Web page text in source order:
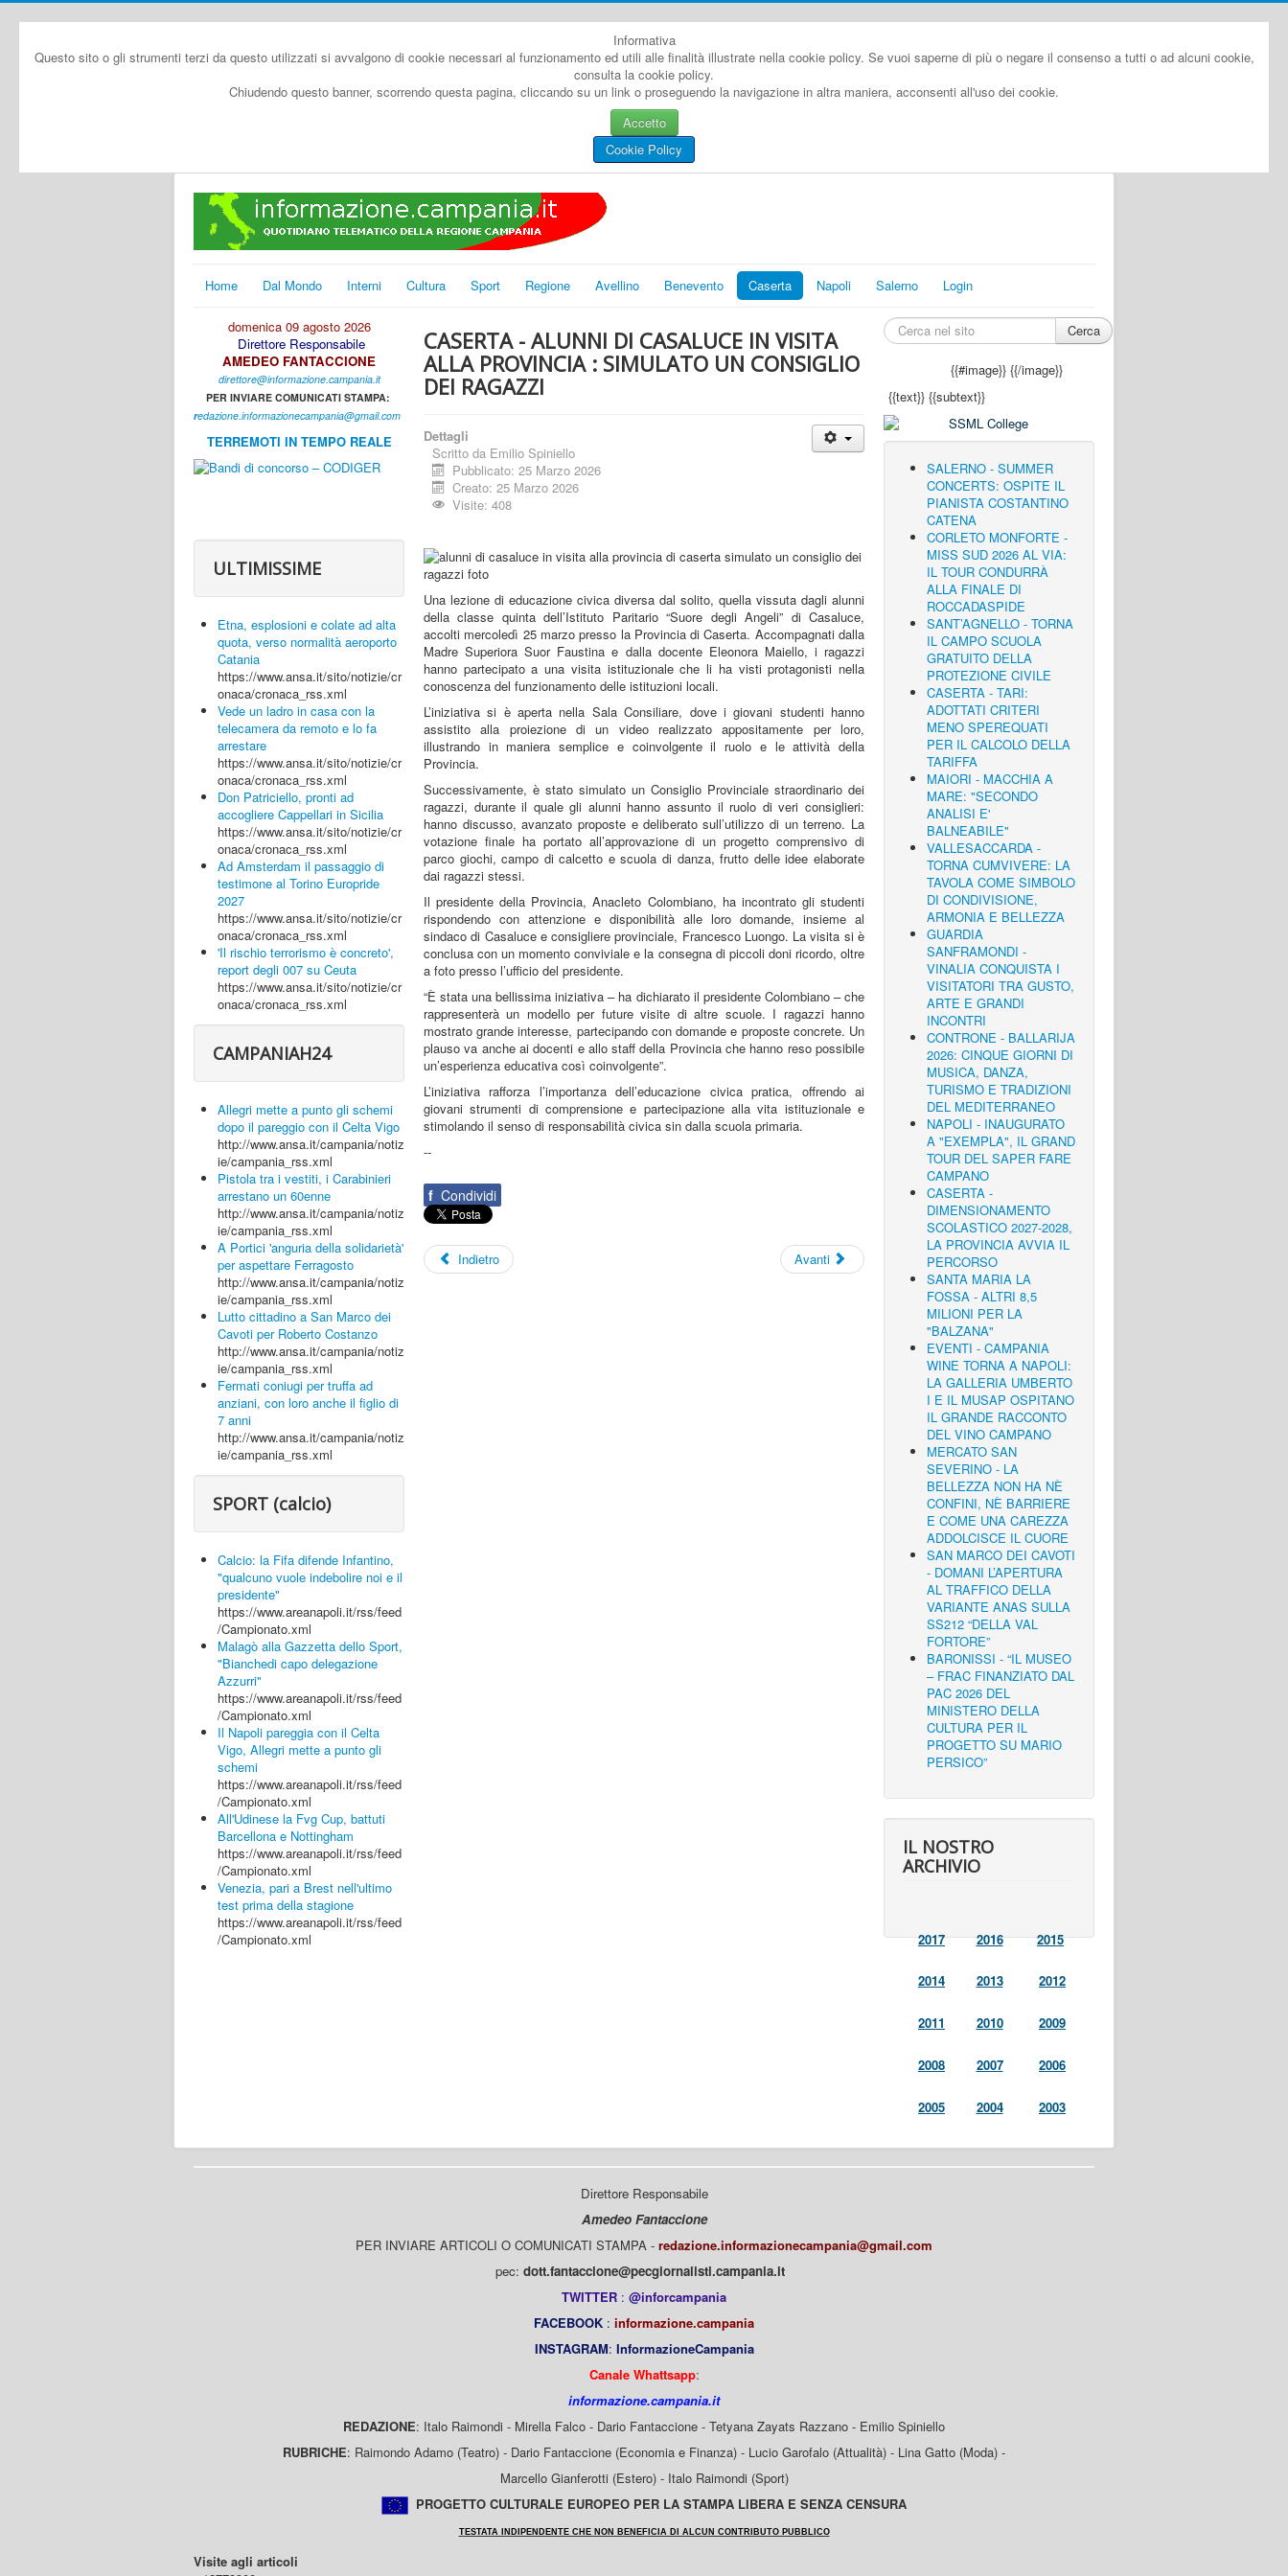
Informativa
Questo sito o gli strumenti terzi da questo utilizzati si avvalgono di cookie necessari al funzionamento ed utili alle finalità illustrate nella cookie policy. Se vuoi saperne di più o negare il consenso a tutti o ad alcuni cookie,
consulta la cookie policy.
Chiudendo questo banner, scorrendo questa pagina, cliccando su un link o proseguendo la navigazione in altra maniera, acconsenti all'uso dei cookie.
Accetto
Cookie Policy
Home Dal Mondo Interni Cultura Sport Regione Avellino Benevento Caserta Napoli Salerno Login
domenica 09 agosto 2026
Direttore Responsabile
AMEDEO FANTACCIONE
direttore@informazione.campania.it
PER INVIARE COMUNICATI STAMPA:
redazione.informazionecampania@gmail.com
TERREMOTI IN TEMPO REALE
ULTIMISSIME
Etna, esplosioni e colate ad alta
quota, verso normalità aeroporto
Catania
https://www.ansa.it/sito/notizie/cr
onaca/cronaca_rss.xml
Vede un ladro in casa con la
telecamera da remoto e lo fa
arrestare
https://www.ansa.it/sito/notizie/cr
onaca/cronaca_rss.xml
Don Patriciello, pronti ad
accogliere Cappellari in Sicilia
https://www.ansa.it/sito/notizie/cr
onaca/cronaca_rss.xml
Ad Amsterdam il passaggio di
testimone al Torino Europride
2027
https://www.ansa.it/sito/notizie/cr
onaca/cronaca_rss.xml
'Il rischio terrorismo è concreto',
report degli 007 su Ceuta
https://www.ansa.it/sito/notizie/cr
onaca/cronaca_rss.xml
CAMPANIAH24
Allegri mette a punto gli schemi
dopo il pareggio con il Celta Vigo
http://www.ansa.it/campania/notiz
ie/campania_rss.xml
Pistola tra i vestiti, i Carabinieri
arrestano un 60enne
http://www.ansa.it/campania/notiz
ie/campania_rss.xml
A Portici 'anguria della solidarietà'
per aspettare Ferragosto
http://www.ansa.it/campania/notiz
ie/campania_rss.xml
Lutto cittadino a San Marco dei
Cavoti per Roberto Costanzo
http://www.ansa.it/campania/notiz
ie/campania_rss.xml
Fermati coniugi per truffa ad
anziani, con loro anche il figlio di
7 anni
http://www.ansa.it/campania/notiz
ie/campania_rss.xml
SPORT (calcio)
Calcio: la Fifa difende Infantino,
"qualcuno vuole indebolire noi e il
presidente"
https://www.areanapoli.it/rss/feed
/Campionato.xml
Malagò alla Gazzetta dello Sport,
"Bianchedi capo delegazione
Azzurri"
https://www.areanapoli.it/rss/feed
/Campionato.xml
Il Napoli pareggia con il Celta
Vigo, Allegri mette a punto gli
schemi
https://www.areanapoli.it/rss/feed
/Campionato.xml
All'Udinese la Fvg Cup, battuti
Barcellona e Nottingham
https://www.areanapoli.it/rss/feed
/Campionato.xml
Venezia, pari a Brest nell'ultimo
test prima della stagione
https://www.areanapoli.it/rss/feed
/Campionato.xml
CASERTA - ALUNNI DI CASALUCE IN VISITA
ALLA PROVINCIA : SIMULATO UN CONSIGLIO
DEI RAGAZZI
Dettagli
Scritto da Emilio Spiniello
Pubblicato: 25 Marzo 2026
Creato: 25 Marzo 2026
Visite: 408
Una lezione di educazione civica diversa dal solito, quella vissuta dagli alunni
della classe quinta dell’Istituto Paritario “Suore degli Angeli” di Casaluce,
accolti mercoledì 25 marzo presso la Provincia di Caserta. Accompagnati dalla
Madre Superiora Suor Faustina e dalla docente Eleonora Maiello, i ragazzi
hanno partecipato a una visita istituzionale che li ha visti protagonisti nella
conoscenza del funzionamento delle istituzioni locali.
L’iniziativa si è aperta nella Sala Consiliare, dove i giovani studenti hanno
assistito alla proiezione di un video realizzato appositamente per loro,
illustrando in maniera semplice e coinvolgente il ruolo e le attività della
Provincia.
Successivamente, è stato simulato un Consiglio Provinciale straordinario dei
ragazzi, durante il quale gli alunni hanno assunto il ruolo di veri consiglieri:
hanno discusso, avanzato proposte e deliberato sull’utilizzo di un terreno. La
votazione finale ha portato all’approvazione di un progetto comprensivo di
parco giochi, campo di calcetto e scuola di danza, frutto delle idee elaborate
dai ragazzi stessi.
Il presidente della Provincia, Anacleto Colombiano, ha incontrato gli studenti
rispondendo con attenzione e disponibilità alle loro domande, insieme al
sindaco di Casaluce e consigliere provinciale, Francesco Luongo. La visita si è
conclusa con un momento conviviale e la consegna di piccoli doni ricordo, oltre
a foto presso l’ufficio del presidente.
“È stata una bellissima iniziativa – ha dichiarato il presidente Colombiano – che
rappresenterà un modello per future visite di altre scuole. I ragazzi hanno
mostrato grande interesse, partecipando con domande e proposte concrete. Un
plauso va anche ai docenti e allo staff della Provincia che hanno reso possibile
un’esperienza educativa così coinvolgente”.
L’iniziativa rafforza l’importanza dell’educazione civica pratica, offrendo ai
giovani strumenti di comprensione e partecipazione alla vita istituzionale e
stimolando il senso di responsabilità civica sin dalla scuola primaria.
--
f Condividi
Indietro Avanti
Cerca
{{#image}}{{/image}}
{{text}} {{subtext}}
SALERNO - SUMMER
CONCERTS: OSPITE IL
PIANISTA COSTANTINO
CATENA
CORLETO MONFORTE -
MISS SUD 2026 AL VIA:
IL TOUR CONDURRÀ
ALLA FINALE DI
ROCCADASPIDE
SANT’AGNELLO - TORNA
IL CAMPO SCUOLA
GRATUITO DELLA
PROTEZIONE CIVILE
CASERTA - TARI:
ADOTTATI CRITERI
MENO SPEREQUATI
PER IL CALCOLO DELLA
TARIFFA
MAIORI - MACCHIA A
MARE: "SECONDO
ANALISI E'
BALNEABILE"
VALLESACCARDA -
TORNA CUMVIVERE: LA
TAVOLA COME SIMBOLO
DI CONDIVISIONE,
ARMONIA E BELLEZZA
GUARDIA
SANFRAMONDI -
VINALIA CONQUISTA I
VISITATORI TRA GUSTO,
ARTE E GRANDI
INCONTRI
CONTRONE - BALLARIJA
2026: CINQUE GIORNI DI
MUSICA, DANZA,
TURISMO E TRADIZIONI
DEL MEDITERRANEO
NAPOLI - INAUGURATO
A "EXEMPLA", IL GRAND
TOUR DEL SAPER FARE
CAMPANO
CASERTA -
DIMENSIONAMENTO
SCOLASTICO 2027-2028,
LA PROVINCIA AVVIA IL
PERCORSO
SANTA MARIA LA
FOSSA - ALTRI 8,5
MILIONI PER LA
"BALZANA"
EVENTI - CAMPANIA
WINE TORNA A NAPOLI:
LA GALLERIA UMBERTO
I E IL MUSAP OSPITANO
IL GRANDE RACCONTO
DEL VINO CAMPANO
MERCATO SAN
SEVERINO - LA
BELLEZZA NON HA NÈ
CONFINI, NÈ BARRIERE
E COME UNA CAREZZA
ADDOLCISCE IL CUORE
SAN MARCO DEI CAVOTI
- DOMANI L’APERTURA
AL TRAFFICO DELLA
VARIANTE ANAS SULLA
SS212 “DELLA VAL
FORTORE”
BARONISSI - “IL MUSEO
– FRAC FINANZIATO DAL
PAC 2026 DEL
MINISTERO DELLA
CULTURA PER IL
PROGETTO SU MARIO
PERSICO”
IL NOSTRO
ARCHIVIO
2017 2016 2015
2014 2013 2012
2011 2010 2009
2008 2007 2006
2005 2004 2003
Direttore Responsabile
Amedeo Fantaccione
PER INVIARE ARTICOLI O COMUNICATI STAMPA - redazione.informazionecampania@gmail.com
pec: dott.fantaccione@pecgiornalisti.campania.it
TWITTER : @inforcampania
FACEBOOK : informazione.campania
INSTAGRAM: InformazioneCampania
Canale Whattsapp:
informazione.campania.it
REDAZIONE: Italo Raimondi - Mirella Falco - Dario Fantaccione - Tetyana Zayats Razzano - Emilio Spiniello
RUBRICHE: Raimondo Adamo (Teatro) - Dario Fantaccione (Economia e Finanza) - Lucio Garofalo (Attualità) - Lina Gatto (Moda) -
Marcello Gianferotti (Estero) - Italo Raimondi (Sport)
PROGETTO CULTURALE EUROPEO PER LA STAMPA LIBERA E SENZA CENSURA
TESTATA INDIPENDENTE CHE NON BENEFICIA DI ALCUN CONTRIBUTO PUBBLICO
Visite agli articoli